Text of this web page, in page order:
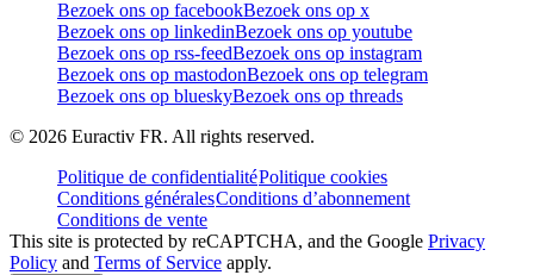
Bezoek ons op facebookBezoek ons op x
Bezoek ons op linkedinBezoek ons op youtube
Bezoek ons op rss-feedBezoek ons op instagram
Bezoek ons op mastodonBezoek ons op telegram
Bezoek ons op blueskyBezoek ons op threads
© 2026 Euractiv FR. All rights reserved.
Politique de confidentialitéPolitique cookies
Conditions généralesConditions d’abonnement
Conditions de vente
This site is protected by reCAPTCHA, and the Google Privacy
Policy and Terms of Service apply.